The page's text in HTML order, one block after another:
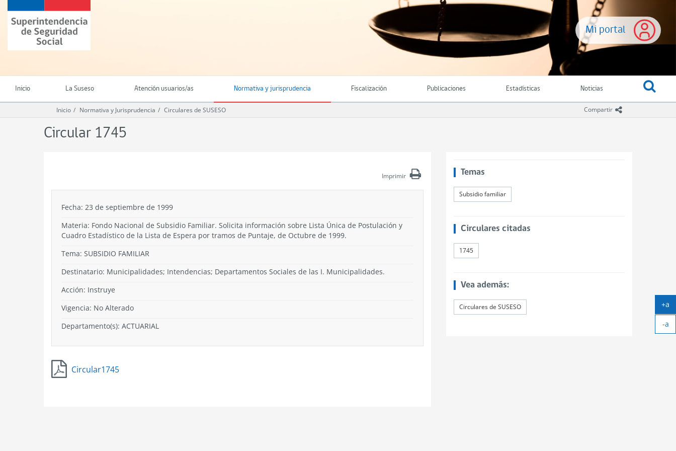
contenido
principal
Mi portal
Superintendencia
de
Seguridad
(SUSESO)
Chile
Inicio La Suseso Atención usuarios/as Normativa y jurisprudencia Fiscalización Publicaciones Estadísticas Noticias
Compartir icono compartir
Inicio Normativa y Jurisprudencia Circulares de SUSESO
Circular 1745
Imprimir
Fecha: 23 de septiembre de 1999
Materia: Fondo Nacional de Subsidio Familiar. Solicita información sobre Lista Única de Postulación y
Cuadro Estadístico de la Lista de Espera por tramos de Puntaje, de Octubre de 1999.
Tema: SUBSIDIO FAMILIAR
Destinatario: Municipalidades; Intendencias; Departamentos Sociales de las I. Municipalidades.
Acción: Instruye
Vigencia: No Alterado
Departamento(s): ACTUARIAL
Circular1745
Temas
Subsidio familiar
Circulares citadas
1745
Vea además:
Circulares de SUSESO
+a
-a